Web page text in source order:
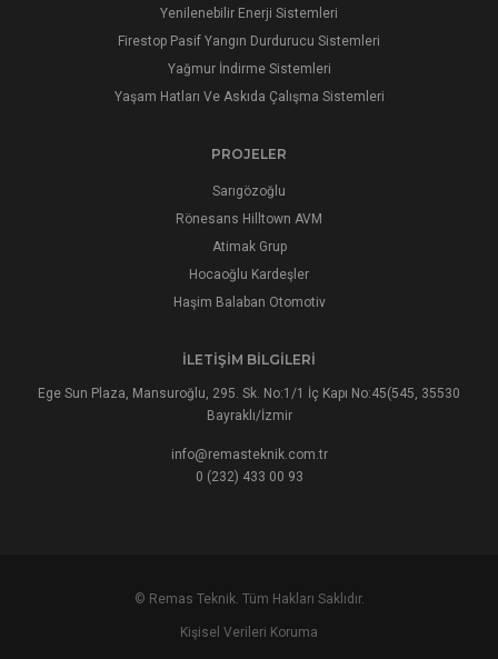
Yenilenebilir Enerji Sistemleri
Firestop Pasif Yangın Durdurucu Sistemleri
Yağmur İndirme Sistemleri
Yaşam Hatları Ve Askıda Çalışma Sistemleri
PROJELER
Sarıgözoğlu
Rönesans Hilltown AVM
Atimak Grup
Hocaoğlu Kardeşler
Haşim Balaban Otomotiv
İLETIŞIM BILGILERI
Ege Sun Plaza, Mansuroğlu, 295. Sk. No:1/1 İç Kapı No:45(545, 35530
Bayraklı/İzmir
info@remasteknik.com.tr
0 (232) 433 00 93
© Remas Teknik. Tüm Hakları Saklıdır.
Kişisel Verileri Koruma